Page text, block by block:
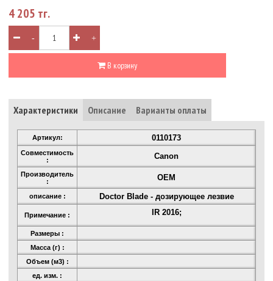
4 205 тг.
- +
В корзину
Характеристики Описание Варианты оплаты
Артикул: 0110173
Совместимость
:
Canon
Производитель
:
OEM
описание : Doсtor Blade - дозирующее лезвие
Примечание : IR 2016;
Размеры :
Масса (г) :
Объем (м3) :
ед. изм. :